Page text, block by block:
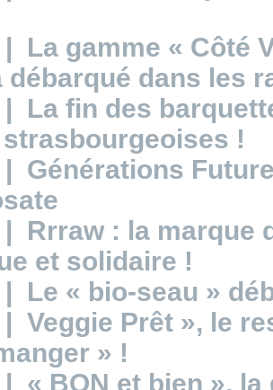
| La gamme « Côté
débarqué dans les
| La fin des
!
| Générations
| Rrraw : la marque
et solidaire !
| Le « bio-seau »
| Veggie Prêt », le
» !
| « BON et bien »,